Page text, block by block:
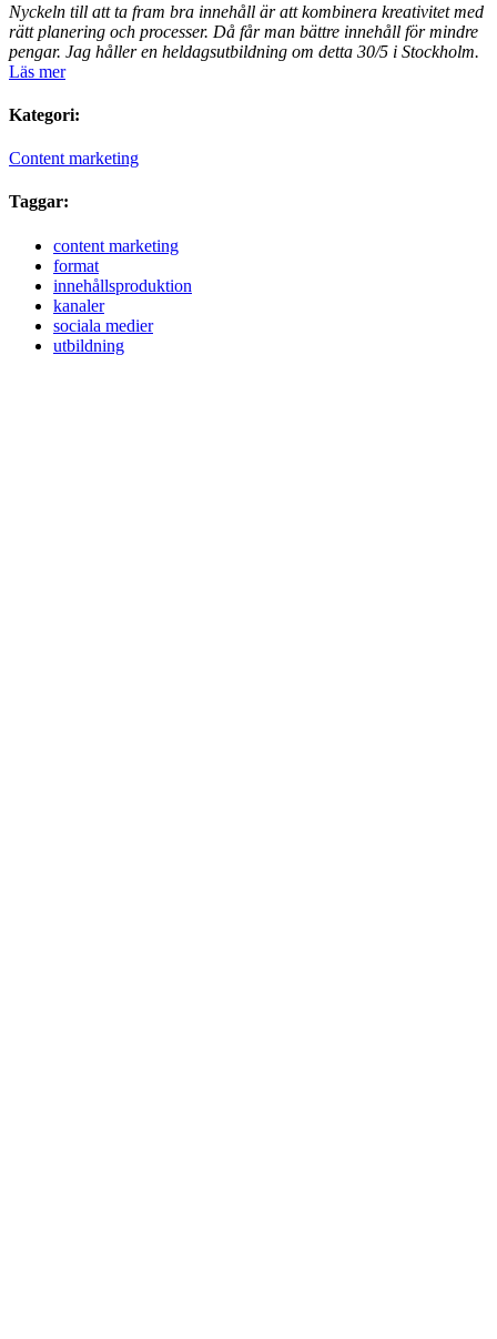
Nyckeln till att ta fram bra innehåll är att kombinera kreativitet med
rätt planering och processer. Då får man bättre innehåll för mindre
pengar. Jag håller en heldagsutbildning om detta 30/5 i Stockholm.
Läs mer
Kategori:
Content marketing
Taggar:
content marketing
format
innehållsproduktion
kanaler
sociala medier
utbildning